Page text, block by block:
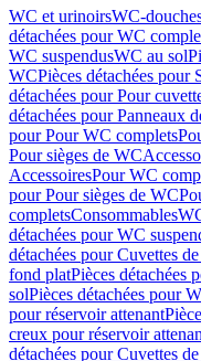
WC et urinoirsWC-
détachées pour WC
WC suspendusWC au sol
WCPièces détachées pour
détachées pour Pour
détachées pour Panneaux
pour Pour WC complets
Pour sièges de WC
AccessoiresPour WC
pour Pour sièges de WC
completsConsommables
détachées pour WC
détachées pour Cuvettes
fond platPièces détachées
solPièces détachées pour
pour réservoir attenant
creux pour réservoir
détachées pour Cuvettes